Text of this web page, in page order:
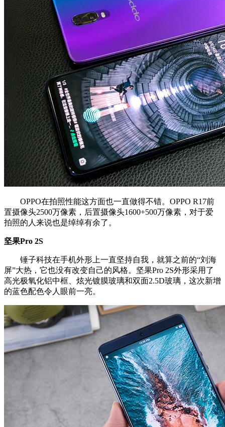
OPPO在拍照性能这方面也一直做得不错。OPPO R17前
置摄像头2500万像素，后置摄像头1600+500万像素，对于爱
拍照的人来说也是绰绰有余了。
坚果Pro 2S
锤子科技在手机外形上一直坚持自我，就算之前的“刘海
屏”大热，它也没有改变自己的风格。坚果Pro 2S外形采用了
高光极氧化铝中框、炫光镀膜玻璃和双面2.5D玻璃，这次新增
的蓝色配色令人眼前一亮。